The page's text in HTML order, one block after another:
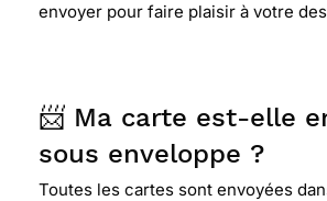
envoyer pour faire plaisir à votre
📨 Ma carte est-elle
sous enveloppe ?
Toutes les cartes sont envoyées